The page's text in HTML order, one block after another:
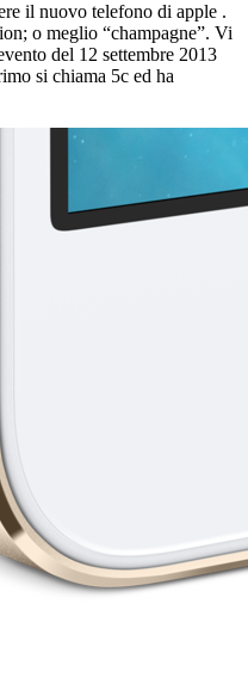
il nuovo telefono di apple .
o meglio “champagne”. Vi
del 12 settembre 2013
si chiama 5c ed ha